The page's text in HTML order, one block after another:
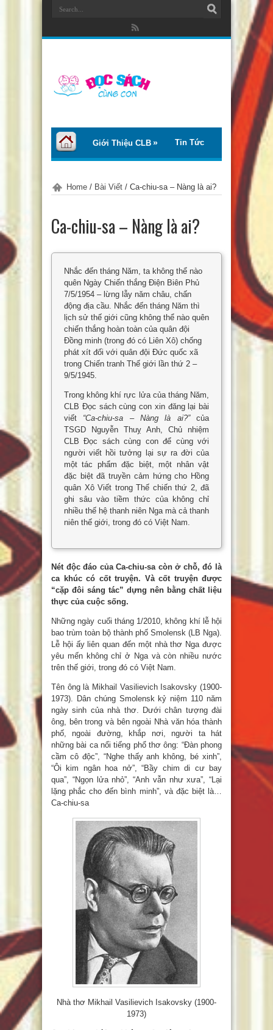
Giới Thiệu CLB Tin Tức
Chào Tiếng Việt
Trại Hè Thanh Thiếu Nhi EcoCamp
Home / Bài Viết / Ca-chiu-sa – Nàng là ai?
Ca-chiu-sa – Nàng là ai?
Nhắc đến tháng Năm, ta không thể nào
quên Ngày Chiến thắng Điện Biên Phủ
7/5/1954 – lừng lẫy năm châu, chấn
động địa cầu. Nhắc đến tháng Năm thì
lịch sử thế giới cũng không thể nào quên
chiến thắng hoàn toàn của quân đội
Đồng minh (trong đó có Liên Xô) chống
phát xít đối với quân đội Đức quốc xã
trong Chiến tranh Thế giới lần thứ 2 –
9/5/1945.
Trong không khí rực lửa của tháng Năm,
CLB Đọc sách cùng con xin đăng lại bài
viết “Ca-chiu-sa – Nàng là ai?”của
TSGD Nguyễn Thuỵ Anh, Chủ nhiệm
CLB Đọc sách cùng con để cùng với
người viết hồi tưởng lại sự ra đời của
một tác phẩm đặc biệt, một nhân vật
đặc biệt đã truyền cảm hứng cho Hồng
quân Xô Viết trong Thế chiến thứ 2, đã
ghi sâu vào tiềm thức của không chỉ
nhiều thế hệ thanh niên Nga mà cả thanh
niên thế giới, trong đó có Việt Nam.
Nét độc đáo của Ca-chiu-sa còn ở chỗ, đó là
ca khúc có cốt truyện. Và cốt truyện được
“cặp đôi sáng tác” dựng nên bằng chất liệu
thực của cuộc sống.
Những ngày cuối tháng 1/2010, không khí lễ hội
bao trùm toàn bộ thành phố Smolensk (LB Nga).
Lễ hội ấy liên quan đến một nhà thơ Nga được
yêu mến không chỉ ở Nga và còn nhiều nước
trên thế giới, trong đó có Việt Nam.
Tên ông là Mikhail Vasilievich Isakovsky (1900-
1973). Dân chúng Smolensk kỷ niệm 110 năm
ngày sinh của nhà thơ. Dưới chân tượng đài
ông, bên trong và bên ngoài Nhà văn hóa thành
phố, ngoài đường, khắp nơi, người ta hát
những bài ca nổi tiếng phổ thơ ông: “Đàn phong
cầm cô độc”, “Nghe thấy anh không, bé xinh”,
“Ôi kim ngân hoa nở”, “Bầy chim di cư bay
qua”, “Ngọn lửa nhỏ”, “Anh vẫn như xưa”, “Lại
lặng phắc cho đến bình minh”, và đặc biệt là…
Ca-chiu-sa
Nhà thơ Mikhail Vasilievich Isakovsky (1900-
1973)